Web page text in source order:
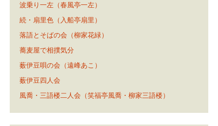
波乗り一左（春風亭一左）
続・扇里色（入船亭扇里）
落語とそばの会（柳家花緑）
蕎麦屋で相撲気分
薮伊豆唄の会（遠峰あこ）
薮伊豆四人会
風喬・三語楼二人会（笑福亭風喬・柳家三語楼）